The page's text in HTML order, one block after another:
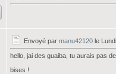
Envoyé par manu42120 le
hello, jai des guaiba, tu aurais pas
bises !